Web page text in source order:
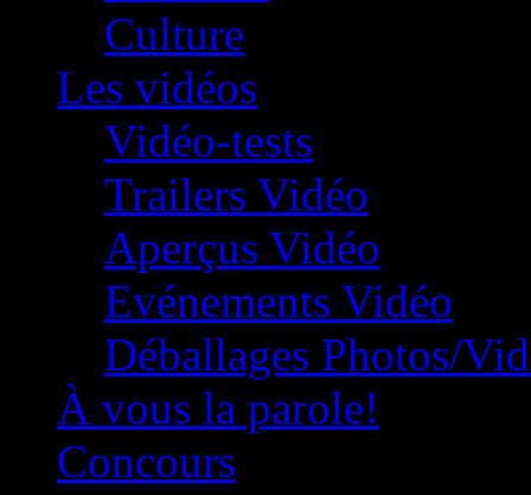
Culture
Les vidéos
Vidéo-tests
Trailers Vidéo
Aperçus Vidéo
Evénements Vidéo
Déballages Photos/
À vous la parole!
Concours